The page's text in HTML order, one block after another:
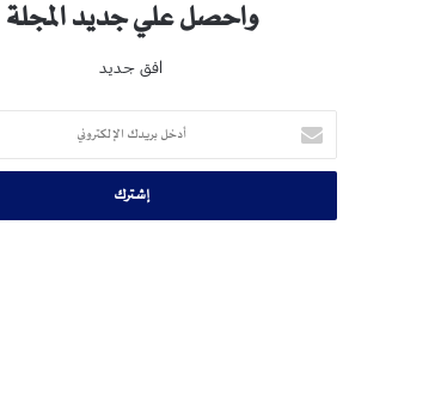
واحصل علي جديد المجلة
افق جديد
بريدك
الإلكتروني